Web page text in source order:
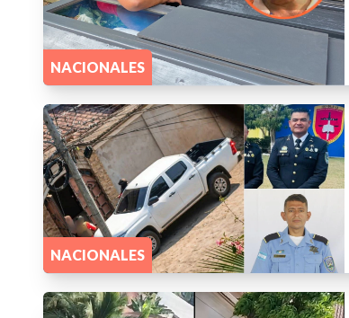
NACIONALES
NACIONALES